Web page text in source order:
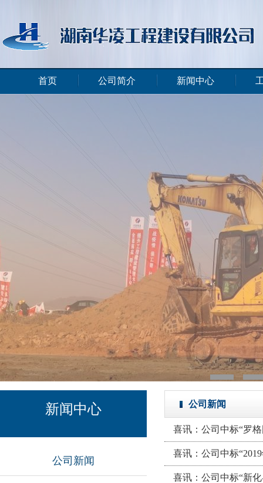
首页 公司简介 新闻中心
新闻中心
公司新闻
公司新闻
喜讯：公司中标“罗
喜讯：公司中标
喜讯：公司中标“新